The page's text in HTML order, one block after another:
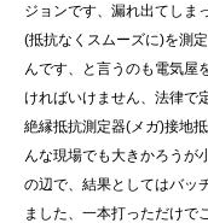
ジョンです、漏れ出てしま
(抵抗なくスムーズに)を測
んです、と言うのも電気屋
ければいけません、法律で
絶縁抵抗測定器(メガ)接地
んな現場でも大きかろうが
の辺で、結果としてはバッ
ました、一本打っただけで